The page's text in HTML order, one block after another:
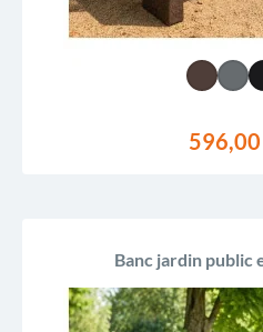
Banc jardin public